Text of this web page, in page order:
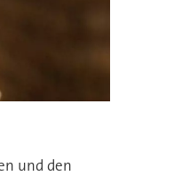
und den